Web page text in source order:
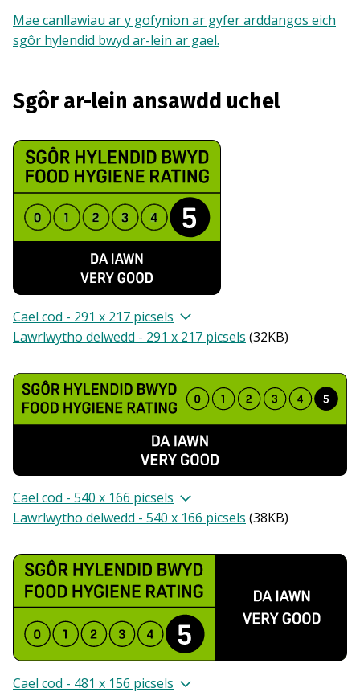
Mae canllawiau ar y gofynion ar gyfer arddangos eich
sgôr hylendid bwyd ar-lein ar gael.
Sgôr ar-lein ansawdd uchel
Cael cod - 291 x 217 picsels
Lawrlwytho delwedd - 291 x 217 picsels (32KB)
Cael cod - 540 x 166 picsels
Lawrlwytho delwedd - 540 x 166 picsels (38KB)
Cael cod - 481 x 156 picsels